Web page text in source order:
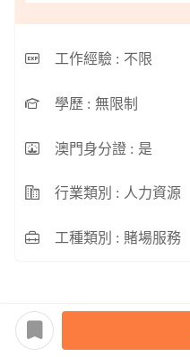
工作經驗 : 不限
學歷 : 無限制
澳門身分證 : 是
行業類別 : 人力資源
工種類別 : 賭場服務